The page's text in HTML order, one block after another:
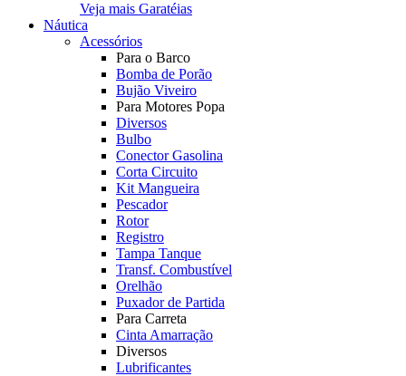
Veja mais Garatéias
Náutica
Acessórios
Para o Barco
Bomba de Porão
Bujão Viveiro
Para Motores Popa
Diversos
Bulbo
Conector Gasolina
Corta Circuito
Kit Mangueira
Pescador
Rotor
Registro
Tampa Tanque
Transf. Combustível
Orelhão
Puxador de Partida
Para Carreta
Cinta Amarração
Diversos
Lubrificantes